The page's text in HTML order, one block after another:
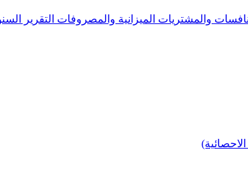
والمشتريات الميزانية والمصروفات التقرير